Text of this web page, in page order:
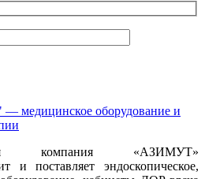
компания «АЗИМУТ»
и поставляет эндоскопическое,